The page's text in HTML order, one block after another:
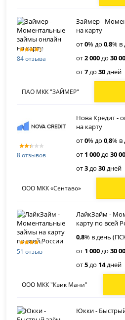
84 отзыва
Займер -
на карту
от0% до0,8%
от2 000до30
от7до30дней
ПАО МКК "ЗАЙМЕР"
8 отзывов
Нова Кредит -
на карту
от0% до0,8%
от 1 000до30
от3до30дней
ООО МКК «Сентаво»
51 отзыв
ЛайкЗайм -
карту по всей
0,8% в день
от 1 000до30
от5до 14дней
ООО МКК "Квик Мани"
Юкки -